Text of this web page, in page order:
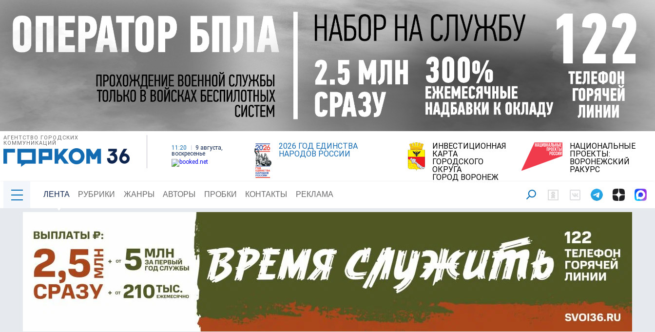
АГЕНТСТВО ГОРОДСКИХ
КОММУНИКАЦИЙ
11:20
9 августа,
воскресенье
2026 ГОД ЕДИНСТВА
НАРОДОВ РОССИИ
ИНВЕСТИЦИОННАЯ
КАРТА
ГОРОДСКОГО
ОКРУГА
ГОРОД ВОРОНЕЖ
НАЦИОНАЛЬНЫЕ
ПРОЕКТЫ:
ВОРОНЕЖСКИЙ
РАКУРС
ЛЕНТА РУБРИКИ ЖАНРЫ АВТОРЫ ПРОБКИ КОНТАКТЫ РЕКЛАМА